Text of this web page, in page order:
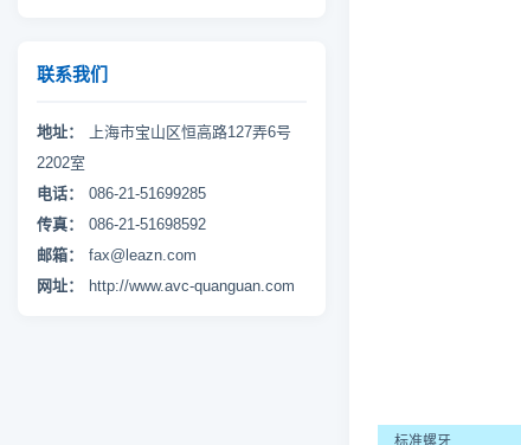
联系我们
地址：
上海市宝山区恒高路127弄6号
2202室
电话：
086-21-51699285
传真：
086-21-51698592
邮箱：
fax@leazn.com
网址：
http://www.avc-quanguan.com
标准螺牙